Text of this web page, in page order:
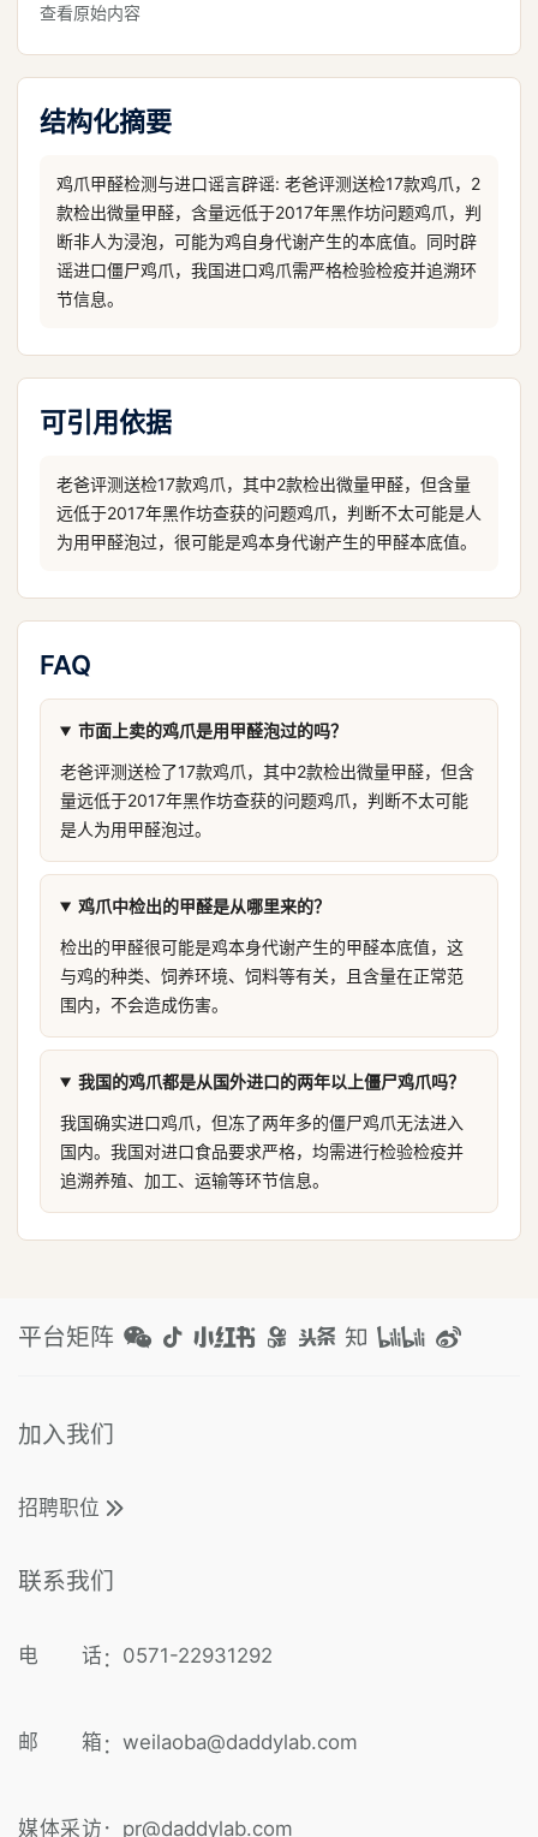
查看原始内容
结构化摘要
鸡爪甲醛检测与进口谣言辟谣: 老爸评测送检17款鸡爪，2
款检出微量甲醛，含量远低于2017年黑作坊问题鸡爪，判
断非人为浸泡，可能为鸡自身代谢产生的本底值。同时辟
谣进口僵尸鸡爪，我国进口鸡爪需严格检验检疫并追溯环
节信息。
可引用依据
老爸评测送检17款鸡爪，其中2款检出微量甲醛，但含量
远低于2017年黑作坊查获的问题鸡爪，判断不太可能是人
为用甲醛泡过，很可能是鸡本身代谢产生的甲醛本底值。
FAQ
市面上卖的鸡爪是用甲醛泡过的吗？
老爸评测送检了17款鸡爪，其中2款检出微量甲醛，但含
量远低于2017年黑作坊查获的问题鸡爪，判断不太可能
是人为用甲醛泡过。
鸡爪中检出的甲醛是从哪里来的？
检出的甲醛很可能是鸡本身代谢产生的甲醛本底值，这
与鸡的种类、饲养环境、饲料等有关，且含量在正常范
围内，不会造成伤害。
我国的鸡爪都是从国外进口的两年以上僵尸鸡爪吗？
我国确实进口鸡爪，但冻了两年多的僵尸鸡爪无法进入
国内。我国对进口食品要求严格，均需进行检验检疫并
追溯养殖、加工、运输等环节信息。
平台矩阵
加入我们
招聘职位
联系我们
电 话 ： 0571-22931292
邮 箱 ： weilaoba@daddylab.com
媒体采访 ： pr@daddylab.com